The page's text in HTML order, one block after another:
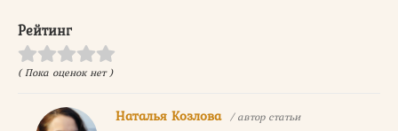
Рейтинг
( Пока оценок нет )
Наталья Козлова / автор статьи